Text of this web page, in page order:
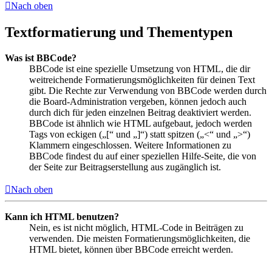
Nach oben
Textformatierung und Thementypen
Was ist BBCode?
BBCode ist eine spezielle Umsetzung von HTML, die dir
weitreichende Formatierungsmöglichkeiten für deinen Text
gibt. Die Rechte zur Verwendung von BBCode werden durch
die Board-Administration vergeben, können jedoch auch
durch dich für jeden einzelnen Beitrag deaktiviert werden.
BBCode ist ähnlich wie HTML aufgebaut, jedoch werden
Tags von eckigen („[“ und „]“) statt spitzen („<“ und „>“)
Klammern eingeschlossen. Weitere Informationen zu
BBCode findest du auf einer speziellen Hilfe-Seite, die von
der Seite zur Beitragserstellung aus zugänglich ist.
Nach oben
Kann ich HTML benutzen?
Nein, es ist nicht möglich, HTML-Code in Beiträgen zu
verwenden. Die meisten Formatierungsmöglichkeiten, die
HTML bietet, können über BBCode erreicht werden.